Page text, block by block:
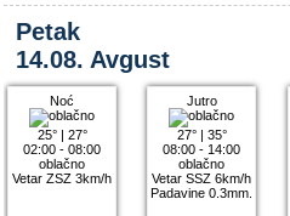
Petak
14.08. Avgust
Noć
25°| 27°
02:00 - 08:00
oblačno
Vetar ZSZ 3km/h
Jutro
27°| 35°
08:00 - 14:00
oblačno
Vetar SSZ 6km/h
Padavine 0.3mm.